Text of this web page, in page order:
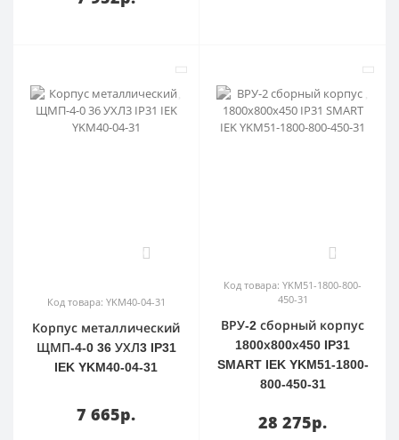
Код товара: YKM40-04-31
Корпус металлический
ЩМП-4-0 36 УХЛ3 IP31
IEK YKM40-04-31
7 665р.
Код товара: YKM51-1800-800-
450-31
ВРУ-2 сборный корпус
1800х800х450 IP31
SMART IEK YKM51-1800-
800-450-31
28 275р.